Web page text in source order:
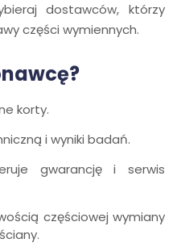
dostawców, którzy
części wymiennych.
korty.
i wyniki badań.
gwarancję i serwis
częściowej wymiany